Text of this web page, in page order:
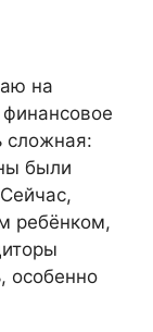
на
сложная:
были
ребёнком,
особенно